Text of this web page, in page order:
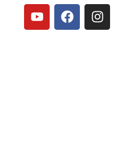
ই
উ
টি
ফে
স
বু
ই
ন
স্টা